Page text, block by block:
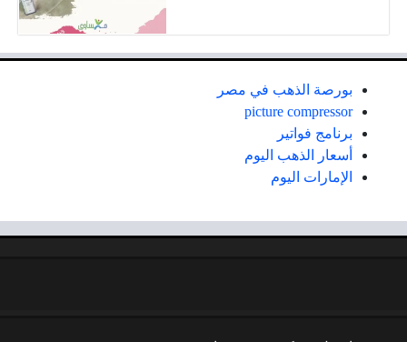
بورصة الذهب في مصر
picture compressor
برنامج فواتير
أسعار الذهب اليوم
الإمارات اليوم